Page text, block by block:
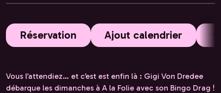
Réservation Ajout calendrier
Vous l’attendiez… et c’est est enfin là : Gigi Von Dredee
débarque les dimanches à A la Folie avec son Bingo Drag !